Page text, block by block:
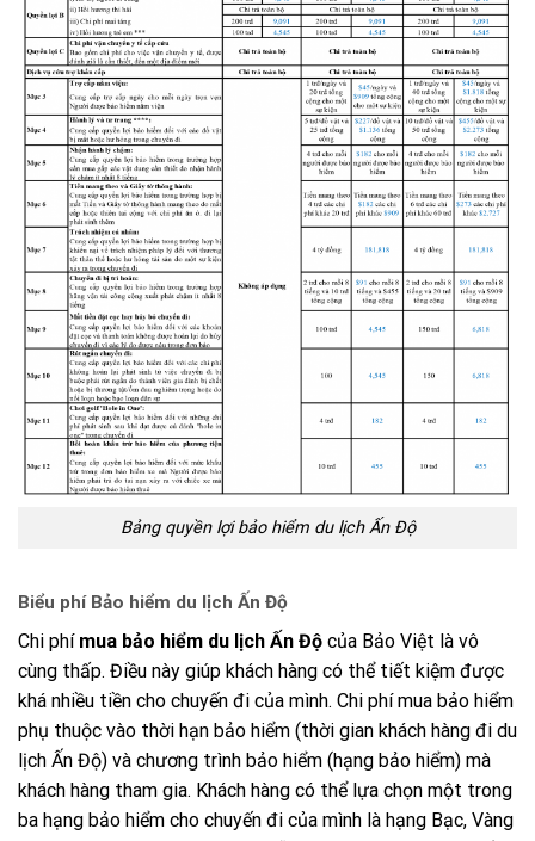
Bảng quyền lợi bảo hiểm du lịch Ấn Độ
Biểu phí Bảo hiểm du lịch Ấn Độ
Chi phí mua bảo hiểm du lịch Ấn Độ của Bảo Việt là vô
cùng thấp. Điều này giúp khách hàng có thể tiết kiệm được
khá nhiều tiền cho chuyến đi của mình. Chi phí mua bảo hiểm
phụ thuộc vào thời hạn bảo hiểm (thời gian khách hàng đi du
lịch Ấn Độ) và chương trình bảo hiểm (hạng bảo hiểm) mà
khách hàng tham gia. Khách hàng có thể lựa chọn một trong
ba hạng bảo hiểm cho chuyến đi của mình là hạng Bạc, Vàng